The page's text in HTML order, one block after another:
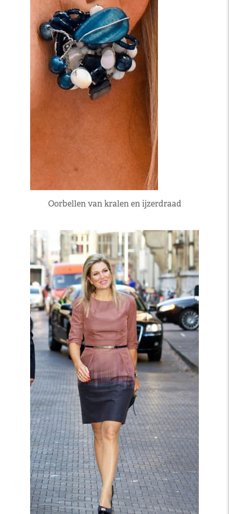
Oorbellen van kralen en ijzerdraad